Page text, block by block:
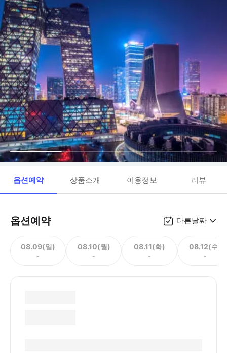
옵션예약 상품소개 이용정보 리뷰
옵션예약 다른날짜
08.09(일)
-
08.10(월)
-
08.11(화)
-
08.12(수)
-